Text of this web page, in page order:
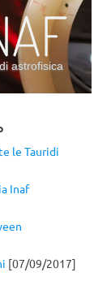
astrofisica
le Tauridi
Inaf
[07/09/2017]